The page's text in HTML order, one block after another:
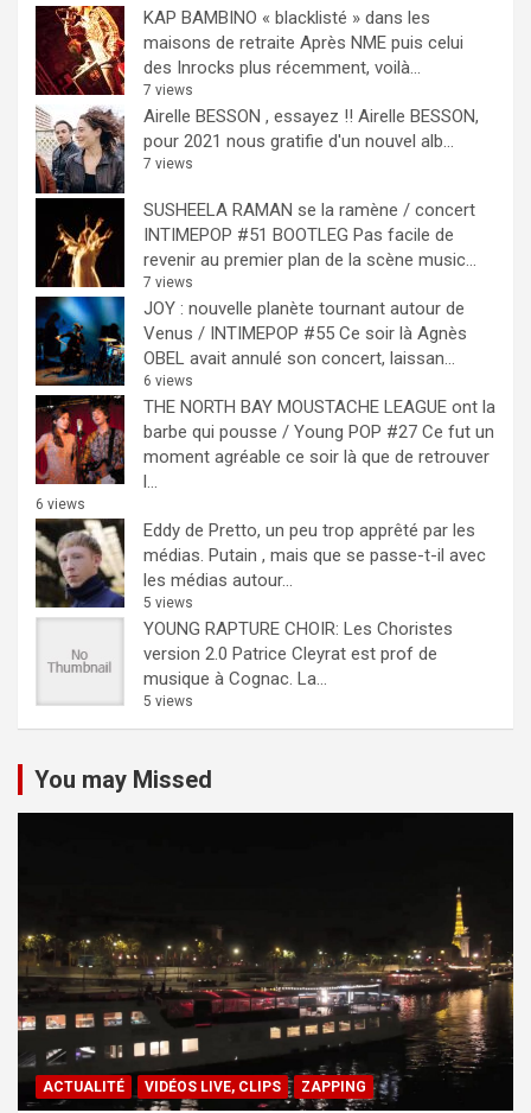
KAP BAMBINO « blacklisté » dans les
maisons de retraite Après NME puis celui
des Inrocks plus récemment, voilà...
7 views
Airelle BESSON , essayez !! Airelle BESSON,
pour 2021 nous gratifie d'un nouvel alb...
7 views
SUSHEELA RAMAN se la ramène / concert
INTIMEPOP #51 BOOTLEG Pas facile de
revenir au premier plan de la scène music...
7 views
JOY : nouvelle planète tournant autour de
Venus / INTIMEPOP #55 Ce soir là Agnès
OBEL avait annulé son concert, laissan...
6 views
THE NORTH BAY MOUSTACHE LEAGUE ont la
barbe qui pousse / Young POP #27 Ce fut un
moment agréable ce soir là que de retrouver
l...
6 views
Eddy de Pretto, un peu trop apprêté par les
médias. Putain , mais que se passe-t-il avec
les médias autour...
5 views
YOUNG RAPTURE CHOIR: Les Choristes
version 2.0 Patrice Cleyrat est prof de
musique à Cognac. La...
5 views
You may Missed
ACTUALITÉ VIDÉOS LIVE, CLIPS ZAPPING